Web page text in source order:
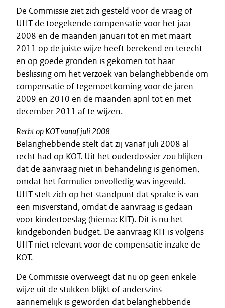
De Commissie ziet zich gesteld voor de vraag of
UHT de toegekende compensatie voor het jaar
2008 en de maanden januari tot en met maart
2011 op de juiste wijze heeft berekend en terecht
en op goede gronden is gekomen tot haar
beslissing om het verzoek van belanghebbende om
compensatie of tegemoetkoming voor de jaren
2009 en 2010 en de maanden april tot en met
december 2011 af te wijzen.
Recht op KOT vanaf juli 2008
Belanghebbende stelt dat zij vanaf juli 2008 al
recht had op KOT. Uit het ouderdossier zou blijken
dat de aanvraag niet in behandeling is genomen,
omdat het formulier onvolledig was ingevuld.
UHT stelt zich op het standpunt dat sprake is van
een misverstand, omdat de aanvraag is gedaan
voor kindertoeslag (hierna: KIT). Dit is nu het
kindgebonden budget. De aanvraag KIT is volgens
UHT niet relevant voor de compensatie inzake de
KOT.
De Commissie overweegt dat nu op geen enkele
wijze uit de stukken blijkt of anderszins
aannemelijk is geworden dat belanghebbende